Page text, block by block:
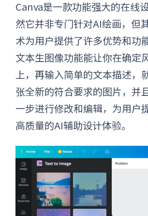
Canva是一款功能强大的在线
然它并非专门针对AI绘画，但
术为用户提供了许多优势和功
文本生图像功能能让你在确定
上，再输入简单的文本描述，
张全新的符合要求的图片，并
一步进行修改和编辑，为用户
高质量的AI辅助设计体验。